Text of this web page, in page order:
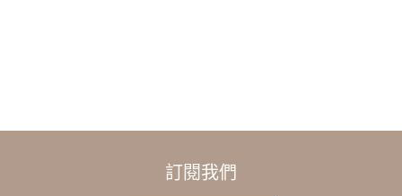
訂閱我們